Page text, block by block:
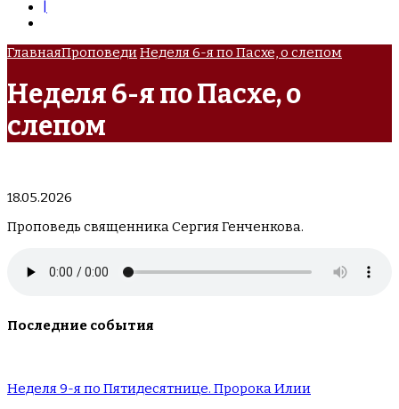
ГлавнаяПроповедиНеделя 6-я по Пасхе, о слепом
Неделя 6-я по Пасхе, о
слепом
18.05.2026
Проповедь священника Сергия Генченкова.
Последние события
Неделя 9-я по Пятидесятнице. Пророка Илии